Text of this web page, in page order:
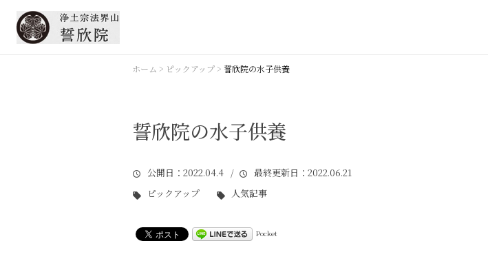
ホーム > ピックアップ > 誓欣院の水子供養
誓欣院の水子供養
公開日 ：2022.04.4 / 最終更新日 ：2022.06.21
ピックアップ
人気記事
Pocket